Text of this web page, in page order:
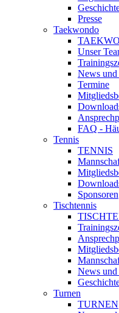
Presse
Taekwondo
Unser
News
Termine
FAQ -
Tennis
TENNIS
Sponsoren
Tischtennis
News
Turnen
TURNEN